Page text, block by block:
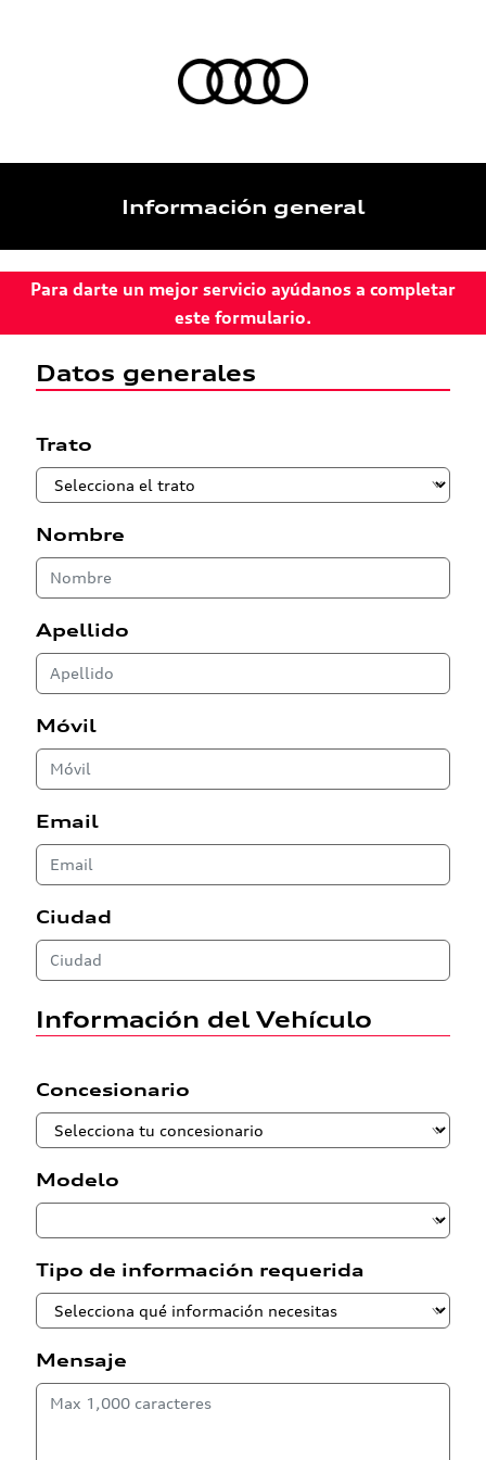
Información general
Para darte un mejor servicio ayúdanos a completar
este formulario.
Datos generales
Trato
Nombre
Apellido
Móvil
Email
Ciudad
Información del Vehículo
Concesionario
Modelo
Tipo de información requerida
Mensaje